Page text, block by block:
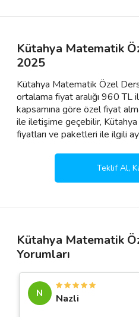
Kütahya Matematik
2025
Kütahya Matematik Özel
ortalama fiyat aralığı 960 TL
kapsamına göre özel fiyat
ile iletişime geçebilir,
fiyatları ve paketleri ile ilgili
Teklif Al,
Kütahya Matematik
Yorumları
N
Nazli